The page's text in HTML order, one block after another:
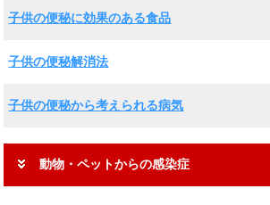
子供の便秘に効果のある食品
子供の便秘解消法
子供の便秘から考えられる病気
動物・ペットからの感染症